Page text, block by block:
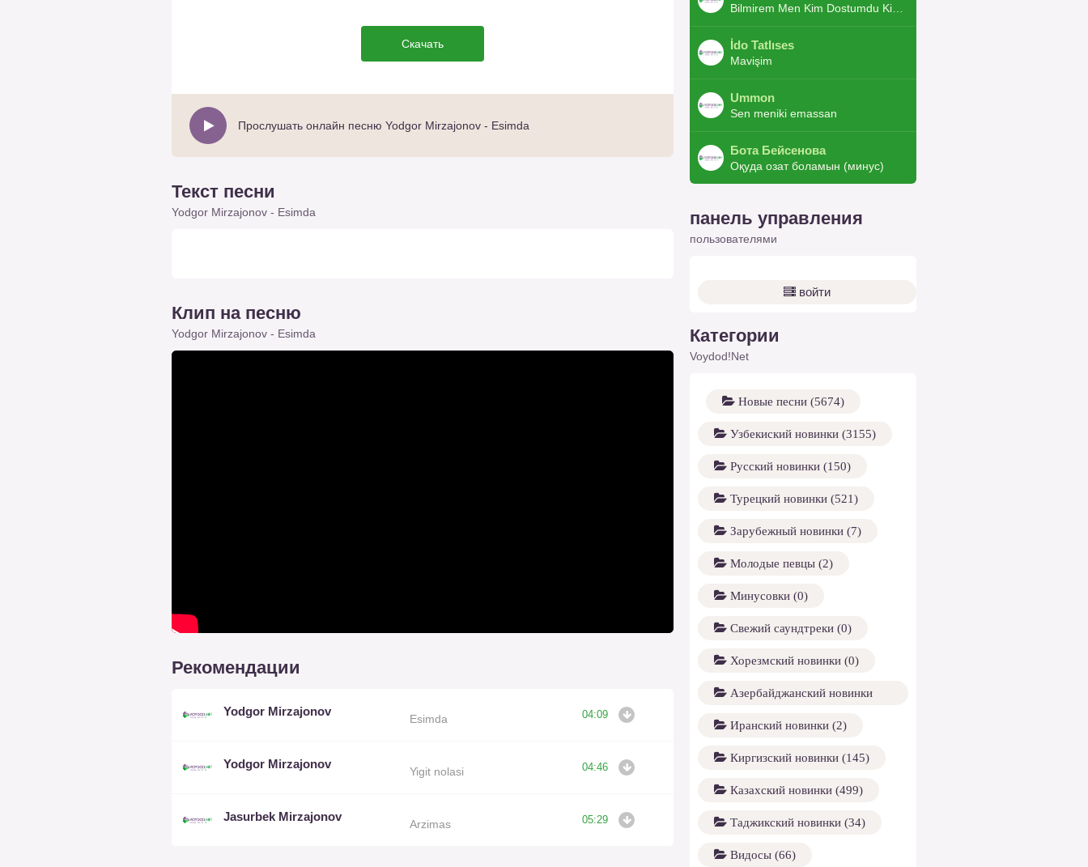
Скачать
Прослушать онлайн песню Yodgor Mirzajonov - Esimda
Текст песни
Yodgor Mirzajonov - Esimda
Клип на песню
Yodgor Mirzajonov - Esimda
Рекомендации
Yodgor Mirzajonov
Esimda 04:09
Yodgor Mirzajonov
Yigit nolasi 04:46
Jasurbek Mirzajonov
Arzimas 05:29
İdo Tatlıses
Mavişim
Ummon
Sen meniki emassan
Бота Бейсенова
Оқуда озат боламын (минус)
панель управления
пользователями
войти
Категории
Voydod!Net
Новые песни (5674)
Узбекиский новинки (3155)
Русский новинки (150)
Турецкий новинки (521)
Зарубежный новинки (7)
Молодые певцы (2)
Минусовки (0)
Свежий саундтреки (0)
Хорезмский новинки (0)
Азербайджанский новинки
(1158)
Иранский новинки (2)
Киргизский новинки (145)
Казахский новинки (499)
Таджикский новинки (34)
Видосы (66)